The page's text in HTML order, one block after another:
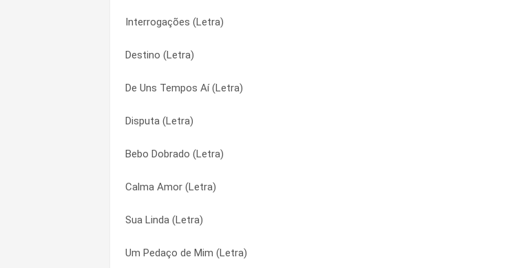
Interrogações (Letra)
Destino (Letra)
De Uns Tempos Aí (Letra)
Disputa (Letra)
Bebo Dobrado (Letra)
Calma Amor (Letra)
Sua Linda (Letra)
Um Pedaço de Mim (Letra)
Minha Sina (Letra)
Se Produz (Letra)
Bebo Dobrado (Letra)
Disputa (Letra)
Quando Deus Quer (Letra)
Proposta indecente (Letra)
Yellow (Letra)
Zamiga do Terror (Letra)
Comigo É Assim Lapada Lapada (Letra)
Conquistador Malandro (Letra)
Copos e Garrafas (Letra)
Cupido (Letra)
Danadinha (Letra)
De Buenas (Letra)
De Mão Em Mão (Letra)
De Uns Tempos Aí (Letra)